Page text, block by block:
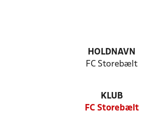
HOLDNAVN
FC Storebælt
KLUB
FC Storebælt